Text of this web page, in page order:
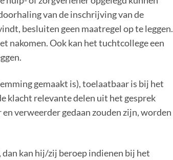
van de inschrijving van de
besluiten geen maatregel op te leggen.
nakomen. Ook kan het tuchtcollege een
gemaakt is), toelaatbaar is bij het
klacht relevante delen uit het gesprek
verweerder gedaan zouden zijn, worden
kan hij/zij beroep indienen bij het